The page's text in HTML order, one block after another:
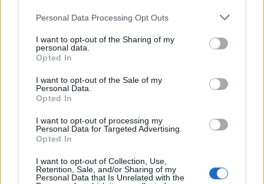
Please note that this website/app uses one or more Google
not limited to your visit or usage behaviour. You may click to
grant or deny consent to Google and its third-party tags to
use your data for below specified purposes in below Google
consent section.
Personal Data Processing Opt Outs
I want to opt-out of the Sharing of my
personal data.
Opted In
I want to opt-out of the Sale of my
Personal Data.
Opted In
I want to opt-out of processing my
Personal Data for Targeted Advertising.
Opted In
I want to opt-out of Collection, Use,
Retention, Sale, and/or Sharing of my
Personal Data that Is Unrelated with the
Infos.fr Unit